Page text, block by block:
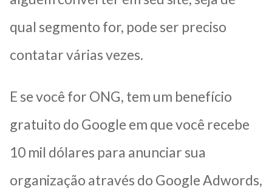
qual segmento for, pode ser preciso
contatar várias vezes.
E se você for ONG, tem um benefício
gratuito do Google em que você recebe
10 mil dólares para anunciar sua
organização através do Google Adwords,